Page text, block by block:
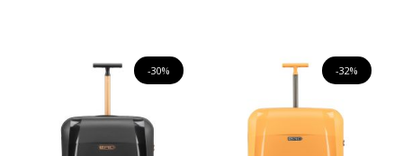
-30% -32%